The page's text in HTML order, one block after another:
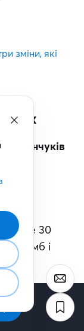
зміни, які
Семенчуків
у
30
клумб і
розсадник
цикл
Для